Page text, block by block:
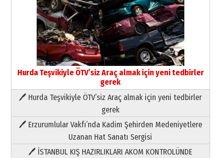
Hurda Teşvikiyle ÖTV’siz Araç almak için yeni tedbirler
gerek
🖊 Hurda Teşvikiyle ÖTV’siz Araç almak için yeni tedbirler
gerek
🖊 Erzurumlular Vakfı’nda Kadim Şehirden Medeniyetlere
Uzanan Hat Sanatı Sergisi
🖊 İSTANBUL KIŞ HAZIRLIKLARI AKOM KONTROLÜNDE
Paranın Aile Kültüründeki Yeri
03 Ağustos 2026 Pazartesi
Yıldırım Gündoğdu